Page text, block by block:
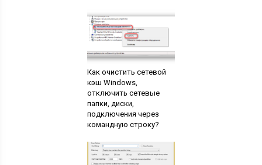
Как очистить сетевой
кэш Windows,
отключить сетевые
папки, диски,
подключения через
командную строку?